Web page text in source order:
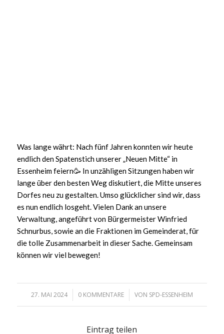
Was lange währt: Nach fünf Jahren konnten wir heute
endlich den Spatenstich unserer „Neuen Mitte“ in
Essenheim feiern🥳 In unzähligen Sitzungen haben wir
lange über den besten Weg diskutiert, die Mitte unseres
Dorfes neu zu gestalten. Umso glücklicher sind wir, dass
es nun endlich losgeht. Vielen Dank an unsere
Verwaltung, angeführt von Bürgermeister Winfried
Schnurbus, sowie an die Fraktionen im Gemeinderat, für
die tolle Zusammenarbeit in dieser Sache. Gemeinsam
können wir viel bewegen!
27. MAI 2024
/ 0 KOMMENTARE
/ VON SPD-ESSENHEIM
Eintrag teilen